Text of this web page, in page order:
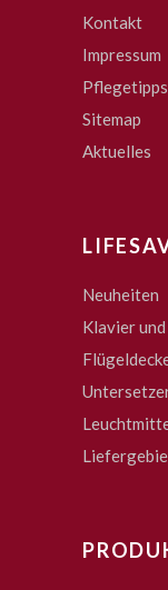
Kontakt
Impressum
Pflegetipps
Sitemap
Aktuelles
Neuheiten
Klavier